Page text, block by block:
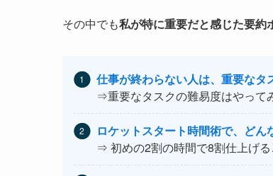
その中でも私が特に重要だと感じた要約
仕事が終わらない人は、重要な
⇒重要なタスクの難易度はやって
ロケットスタート時間術で、ど
⇒ 初めの2割の時間で8割仕上げ